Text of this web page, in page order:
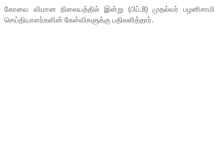
கோவை விமான நிலையத்தில் இன்று (பிப்.8) முதல்வர் பழனிசாமி
செய்தியாளர்களின் கேள்விகளுக்கு பதிலளித்தார்.